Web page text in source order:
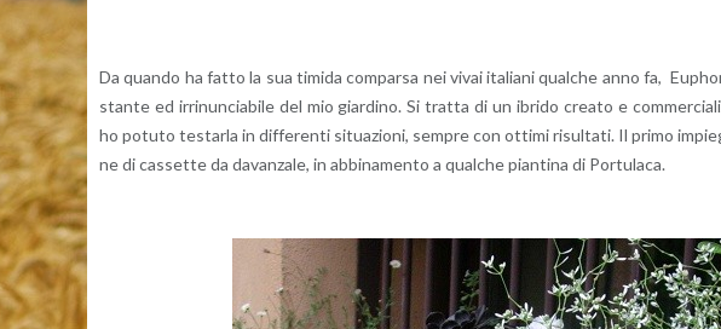
Da quan­do ha fatto la sua ti­mi­da com­par­sa nei vivai ita­lia­ni qual­che anno fa,
stan­te ed ir­ri­nun­cia­bi­le del mio giar­di­no. Si trat­ta di un ibri­do crea­to e
ho po­tu­to te­star­la in dif­fe­ren­ti si­tua­zio­ni, sem­pre con ot­ti­mi ri­sul­ta­ti. Il primo
ne di cas­set­te da da­van­za­le, in ab­bi­na­men­to a qual­che pian­ti­na di Por­tu­la­ca.